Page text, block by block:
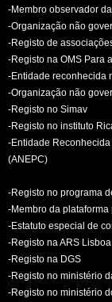
-Membro observador
-Organização não
-Registo de
-Registo na OMS Para
-Entidade reconhecida
-Organização não
-Registo no Simav
-Registo no instituto
-Entidade
(ANEPC)
-Registo no programa
-Membro da plataforma
-Estatuto especial de
-Registo na ARS
-Registo na DGS
-Registo no ministério
-Registo no ministério